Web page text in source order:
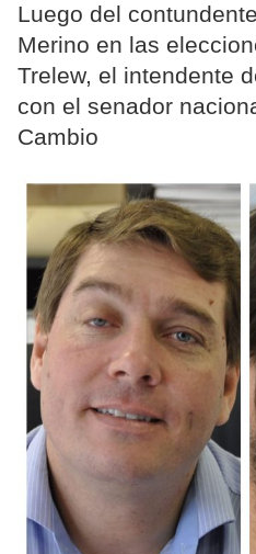
Luego del
Merino en las
Trelew, el intendente
con el senador
Cambio